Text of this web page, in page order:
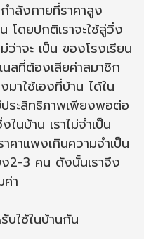
ำลังกายที่ราคาสูง
ดยปกติเราจะใช้ลู่วิ่ง
าจะ เป็น ของโรงเรียน
สที่ต้องเสียค่าสมาชิก
าใช้เองที่บ้าน ได้ใน
ระสิทธิภาพเพียงพอต่อ
นบ้าน เราไม่จำเป็น
าแพงเกินความจำเป็น
2-3 คน ดังนั้นเราจึง
ค่า
บใช้ในบ้านกัน